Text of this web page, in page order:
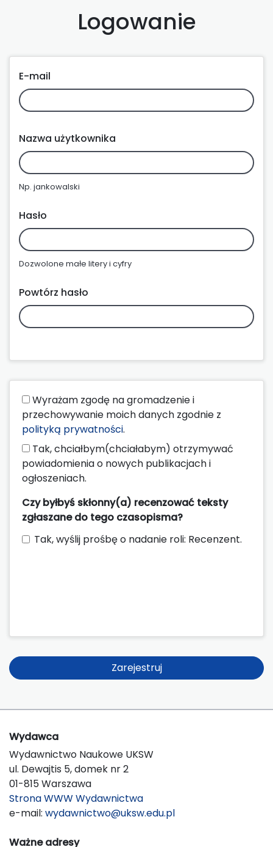
Logowanie
E-mail
Nazwa użytkownika
Np. jankowalski
Hasło
Dozwolone małe litery i cyfry
Powtórz hasło
przechowywanie moich danych zgodnie z
polityką prywatności.
powiadomienia o nowych publikacjach i
ogłoszeniach.
Czy byłbyś skłonny(a) recenzować teksty
zgłaszane do tego czasopisma?
Tak, wyślij prośbę o nadanie roli: Recenzent.
Zarejestruj
Wydawca
Wydawnictwo Naukowe UKSW
ul. Dewajtis 5, domek nr 2
01-815 Warszawa
Strona WWW Wydawnictwa
e-mail: wydawnictwo@uksw.edu.pl
Ważne adresy